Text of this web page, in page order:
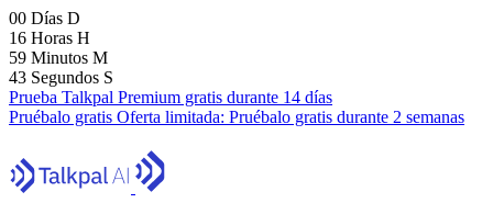
00 Días D
16 Horas H
59 Minutos M
41 Segundos S
Prueba Talkpal Premium gratis durante 14 días
Pruébalo gratis Oferta limitada: Pruébalo gratis durante 2 semanas